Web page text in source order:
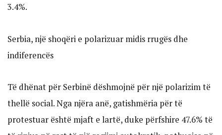
3.4%.
Serbia, një shoqëri e polarizuar midis rrugës dhe
indiferencës
Të dhënat për Serbinë dëshmojnë për një polarizim të
thellë social. Nga njëra anë, gatishmëria për të
protestuar është mjaft e lartë, duke përfshire 47.6% të